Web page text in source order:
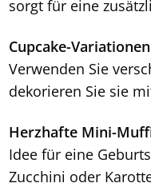
sorgt für eine
Cupcake-
Verwenden Sie
dekorieren Sie sie
Herzhafte Mini-
Idee für eine
Zucchini oder